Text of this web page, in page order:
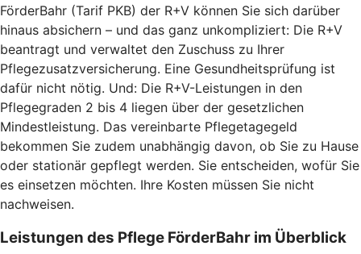
FörderBahr (Tarif PKB) der R+V können Sie sich darüber
hinaus absichern – und das ganz unkompliziert: Die R+V
beantragt und verwaltet den Zuschuss zu Ihrer
Pflegezusatzversicherung. Eine Gesundheitsprüfung ist
dafür nicht nötig. Und: Die R+V-Leistungen in den
Pflegegraden 2 bis 4 liegen über der gesetzlichen
Mindestleistung. Das vereinbarte Pflegetagegeld
bekommen Sie zudem unabhängig davon, ob Sie zu Hause
oder stationär gepflegt werden. Sie entscheiden, wofür Sie
es einsetzen möchten. Ihre Kosten müssen Sie nicht
nachweisen.
Leistungen des Pflege FörderBahr im Überblick